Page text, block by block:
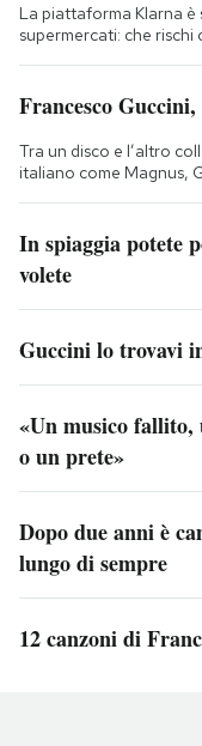
La piattaforma Klarna è
supermercati: che rischi
Francesco
Tra un disco e l’altro
italiano come Magnus,
In spiaggia potete
volete
Guccini lo trovavi
«Un musico
o un prete»
Dopo due anni è
lungo di sempre
12 canzoni di